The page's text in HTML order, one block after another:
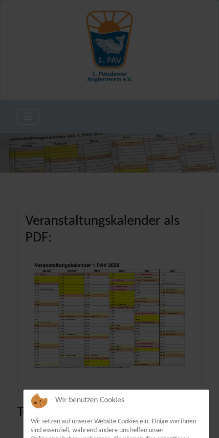
Veranstaltungskalender als
PDF:
Terminübersicht
Wir benutzen Cookies
Wir setzen auf unserer Website Cookies ein. Einige von ihnen
sind essenziell, während andere uns helfen unser